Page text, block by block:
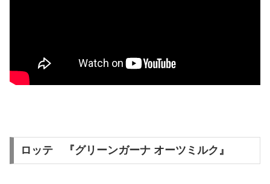
ロッテ 『グリーンガーナ オーツミルク』